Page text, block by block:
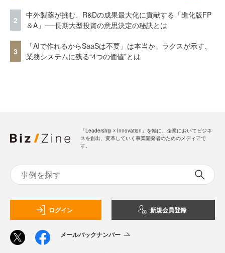
2
中外製薬が挑む、R&Dの成果最大化に貢献する「進化版FP
＆A」──長期大型投資の意思決定の秘訣とは
3
「AIで作れるからSaaSは不要」は本当か。ラクスが示す、
業務システムに残る“4つの価値”とは
「Leadership ☓ Innovation」を軸に、企業においてビジネ
スを創出、変革していく事業開発者のためのメディアで
す。
ログイン 新規会員登録
メールバックナンバー